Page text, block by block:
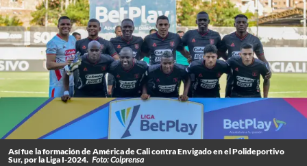
Así fue la formación de América de Cali contra Envigado en el Polideportivo
Sur, por la Liga I-2024. Foto: Colprensa